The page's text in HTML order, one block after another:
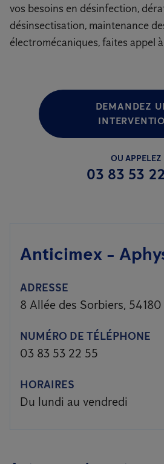
vos besoins en désinfection,
désinsectisation, maintenance
électromécaniques, faites appel
DEMANDEZ
OU APPELEZ
03 83 53
Anticimex -
ADRESSE
8 Allée des Sorbiers,
NUMÉRO DE TÉLÉPHONE
03 83 53 22 55
HORAIRES
Du lundi au vendredi